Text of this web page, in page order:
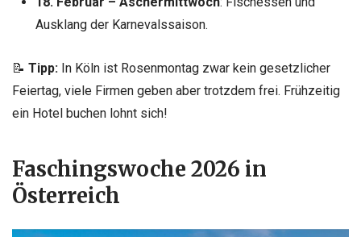
Ausklang der Karnevalssaison.
📝 Tipp: In Köln ist Rosenmontag zwar kein gesetzlicher
Feiertag, viele Firmen geben aber trotzdem frei. Frühzeitig
ein Hotel buchen lohnt sich!
Faschingswoche 2026 in
Österreich